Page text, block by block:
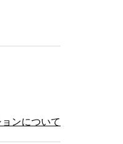
ンについて